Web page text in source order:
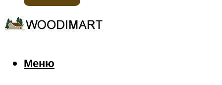
Меню
Меню